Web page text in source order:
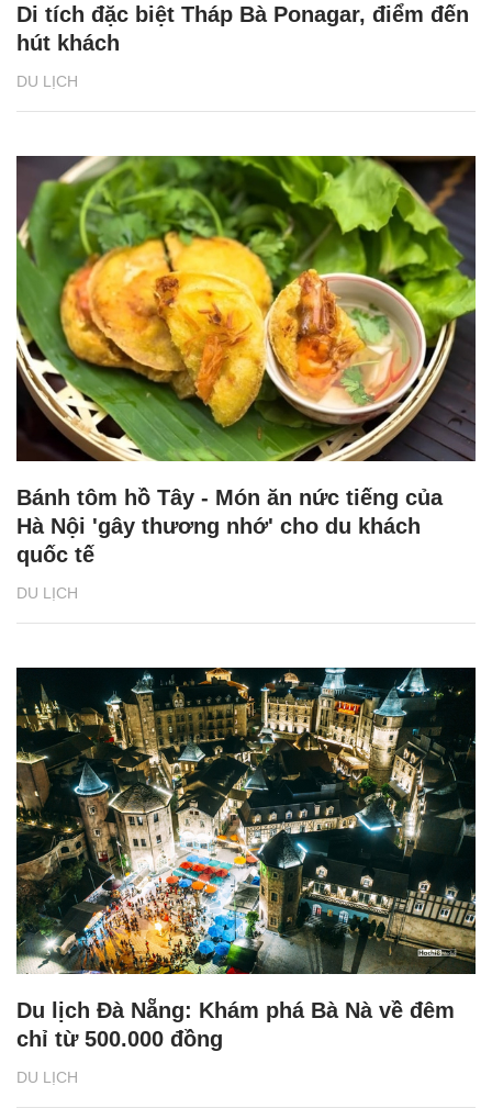
DU LỊCH
Di tích đặc biệt Tháp Bà Ponagar, điểm đến
hút khách
DU LỊCH
Bánh tôm hồ Tây - Món ăn nức tiếng của
Hà Nội 'gây thương nhớ' cho du khách
quốc tế
DU LỊCH
Du lịch Đà Nẵng: Khám phá Bà Nà về đêm
chỉ từ 500.000 đồng